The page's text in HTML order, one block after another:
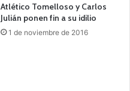
Atlético Tomelloso y Carlos
Julián ponen fin a su idilio
1 de noviembre de 2016